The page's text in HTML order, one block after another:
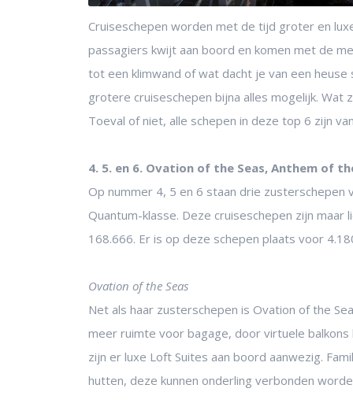
Cruiseschepen worden met de tijd groter en
passagiers kwijt aan boord en komen met de
tot een klimwand of wat dacht je van een
grotere cruiseschepen bijna alles mogelijk.
Toeval of niet, alle schepen in deze top 6 zijn
4. 5. en 6. Ovation of the Seas, Anthem of
Op nummer 4, 5 en 6 staan drie zusterschepen
Quantum-klasse. Deze cruiseschepen zijn
168.666. Er is op deze schepen plaats voor
Ovation of the Seas
Net als haar zusterschepen is Ovation of the
meer ruimte voor bagage, door virtuele
zijn er luxe Loft Suites aan boord aanwezig.
hutten, deze kunnen onderling verbonden